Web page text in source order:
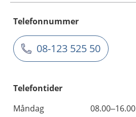
Telefonnummer
08-123 525 50
Telefontider
Måndag
08.00–16.00